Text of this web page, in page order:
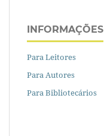
INFORMAÇÕES
Para Leitores
Para Autores
Para Bibliotecários